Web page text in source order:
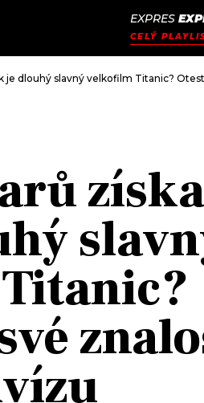
SEZNAM.CZ
EXPRES
CELÝ
je dlouhý slavný velkofilm Titanic?